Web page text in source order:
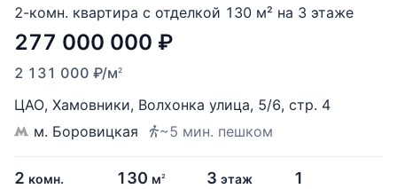
2-комн. квартира с отделкой 130 м² на 3 этаже
277 000 000 ₽
2 131 000 ₽/м2
ЦАО, Хамовники, Волхонка улица, 5/6, стр. 4
м. Боровицкая
~5 мин. пешком
2 комн.
130 м2 3 этаж
1